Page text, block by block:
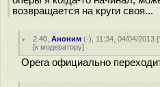
возвращается на круги своя...
2.40 ,Аноним (-), 11:34, 04/04/2013 [
[к модератору]
Opera официально